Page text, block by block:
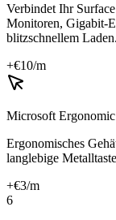
Verbindet Ihr
Monitoren, Gigabit-
blitzschnellem Laden.
+€10/m
Microsoft
Ergonomisches
langlebige
+€3/m
6